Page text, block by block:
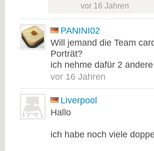
vor 16 Jahren
PANINI02
Will jemand die Team
Porträt?
ich nehme dafür 2
vor 16 Jahren
Liverpool
Hallo
ich habe noch viele